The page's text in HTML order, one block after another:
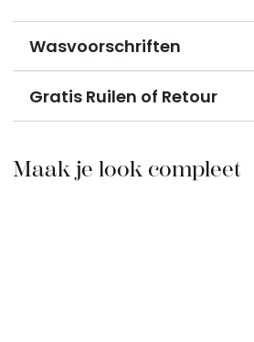
Wasvoorschriften
Gratis Ruilen of Retour
Maak je look compleet